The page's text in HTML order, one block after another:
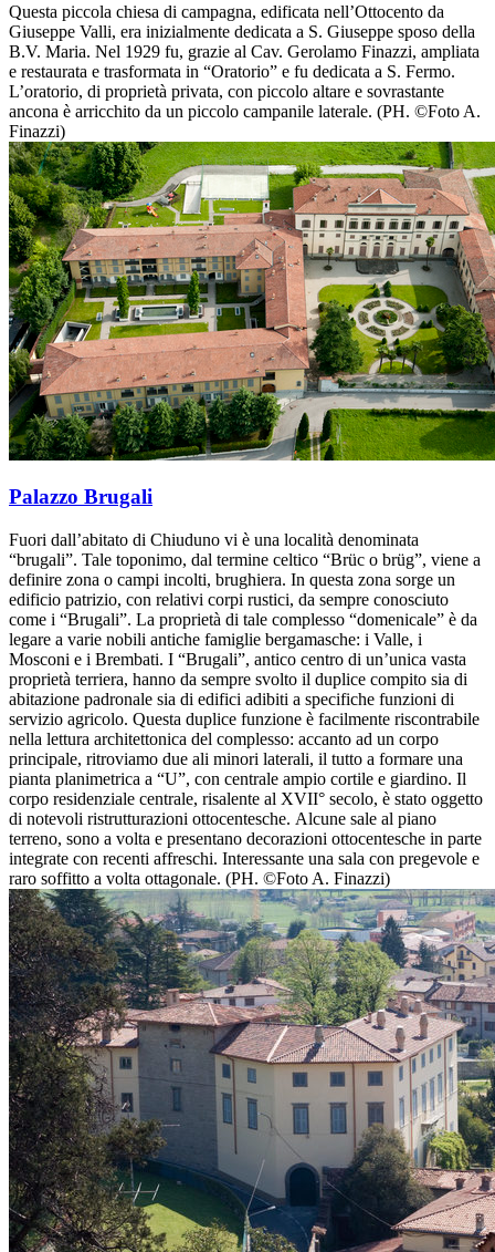
Questa piccola chiesa di campagna, edificata nell’Ottocento da
Giuseppe Valli, era inizialmente dedicata a S. Giuseppe sposo della
B.V. Maria. Nel 1929 fu, grazie al Cav. Gerolamo Finazzi, ampliata
e restaurata e trasformata in “Oratorio” e fu dedicata a S. Fermo.
L’oratorio, di proprietà privata, con piccolo altare e sovrastante
ancona è arricchito da un piccolo campanile laterale. (PH. ©Foto A.
Finazzi)
Palazzo Brugali
Fuori dall’abitato di Chiuduno vi è una località denominata
“brugali”. Tale toponimo, dal termine celtico “Brüc o brüg”, viene a
definire zona o campi incolti, brughiera. In questa zona sorge un
edificio patrizio, con relativi corpi rustici, da sempre conosciuto
come i “Brugali”. La proprietà di tale complesso “domenicale” è da
legare a varie nobili antiche famiglie bergamasche: i Valle, i
Mosconi e i Brembati. I “Brugali”, antico centro di un’unica vasta
proprietà terriera, hanno da sempre svolto il duplice compito sia di
abitazione padronale sia di edifici adibiti a specifiche funzioni di
servizio agricolo. Questa duplice funzione è facilmente riscontrabile
nella lettura architettonica del complesso: accanto ad un corpo
principale, ritroviamo due ali minori laterali, il tutto a formare una
pianta planimetrica a “U”, con centrale ampio cortile e giardino. Il
corpo residenziale centrale, risalente al XVII° secolo, è stato oggetto
di notevoli ristrutturazioni ottocentesche. Alcune sale al piano
terreno, sono a volta e presentano decorazioni ottocentesche in parte
integrate con recenti affreschi. Interessante una sala con pregevole e
raro soffitto a volta ottagonale. (PH. ©Foto A. Finazzi)